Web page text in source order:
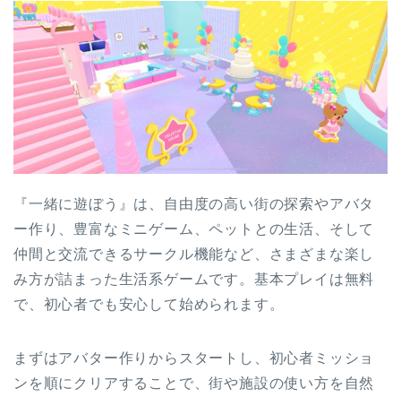
『一緒に遊ぼう』は、自由度の高い街の探索やアバタ
ー作り、豊富なミニゲーム、ペットとの生活、そして
仲間と交流できるサークル機能など、さまざまな楽し
み方が詰まった生活系ゲームです。基本プレイは無料
で、初心者でも安心して始められます。
まずはアバター作りからスタートし、初心者ミッショ
ンを順にクリアすることで、街や施設の使い方を自然